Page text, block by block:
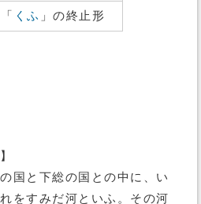
くふ 」の終止形
】
国と下総の国との中に、い
をすみだ河といふ。その河